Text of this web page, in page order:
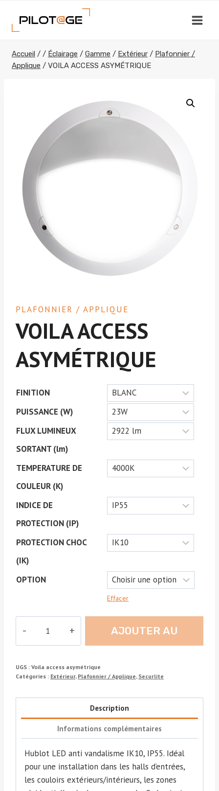
contenu
Accueil / / Éclairage / Gamme / Extérieur / Plafonnier /
Applique / VOILA ACCESS ASYMÉTRIQUE
PLAFONNIER / APPLIQUE
VOILA ACCESS
ASYMÉTRIQUE
FINITION
PUISSANCE (W)
FLUX LUMINEUX
SORTANT (lm)
TEMPERATURE DE
COULEUR (K)
INDICE DE
PROTECTION (IP)
PROTECTION CHOC
(IK)
OPTION
Effacer
VOILA
ASYMÉTRIQUE
AJOUTER AU
UGS : Voila access asymétrique
Catégories : Extérieur, Plafonnier / Applique, Securlite
Description
Informations complémentaires
Hublot LED anti vandalisme IK10, IP55. Idéal
pour une installation dans les halls d’entrées,
les couloirs extérieurs/intérieurs, les zones